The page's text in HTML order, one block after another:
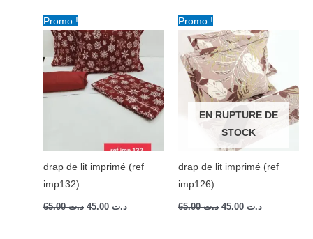
Promo !
drap de lit imprimé (ref
imp132)
د.ت65.00
prix
initial
était :
د.ت 65.00.
د.ت
prix
actuel
est :
Promo !
EN RUPTURE DE
STOCK
drap de lit imprimé (ref
imp126)
د.ت65.00
prix
initial
était :
د.ت 65.00.
د.ت
prix
actuel
est :